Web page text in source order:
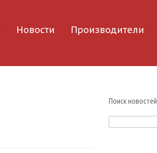
Новости Производители
Поиск новостей